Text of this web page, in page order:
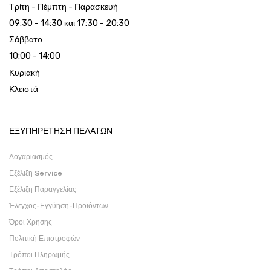
Τρίτη - Πέμπτη - Παρασκευή
09:30 - 14:30 και 17:30 - 20:30
Σάββατο
10:00 - 14:00
Κυριακή
Κλειστά
ΕΞΥΠΗΡΕΤΗΣΗ ΠΕΛΑΤΩΝ
Λογαριασμός
Εξέλιξη Service
Εξέλιξη Παραγγελίας
Έλεγχος-Εγγύηση-Προϊόντων
Όροι Χρήσης
Πολιτική Επιστροφών
Τρόποι Πληρωμής